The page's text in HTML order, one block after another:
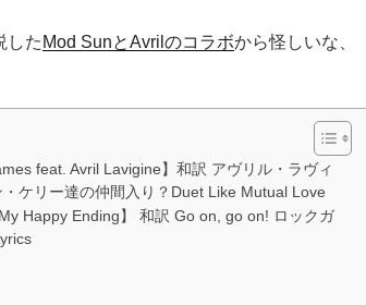
した Mod SunとAvrilのコラボから怪しいな、
feat. Avril Lavigine】和訳 アヴリル・ラヴィ
ケリー達の仲間入り？Duet Like Mutual Love
Happy Ending】 和訳 Go on, go on! ロックガ